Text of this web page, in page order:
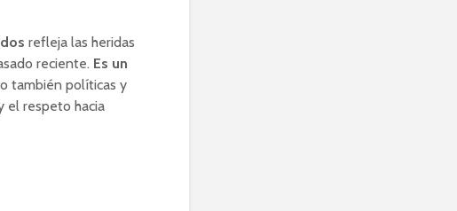
refleja las heridas
reciente. Es un
también políticas y
el respeto hacia